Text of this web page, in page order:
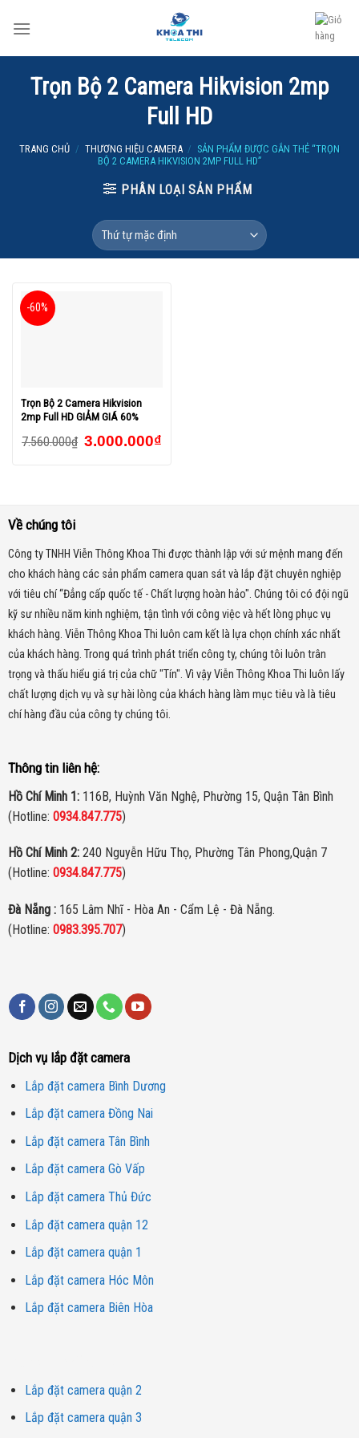
Trọn Bộ 2 Camera Hikvision 2mp
Full HD
TRANG CHỦ / THƯƠNG HIỆU CAMERA / SẢN PHẨM ĐƯỢC GẮN THẺ “TRỌN
BỘ 2 CAMERA HIKVISION 2MP FULL HD”
PHÂN LOẠI SẢN PHẨM
-60%
Trọn Bộ 2 Camera Hikvision
2mp Full HD GIẢM GIÁ 60%
7.560.000₫ 3.000.000₫
Về chúng tôi
Công ty TNHH Viễn Thông Khoa Thi được thành lập với sứ mệnh mang đến
cho khách hàng các sản phẩm camera quan sát và lắp đặt chuyên nghiệp
với tiêu chí “Đẳng cấp quốc tế - Chất lượng hoàn hảo". Chúng tôi có đội ngũ
kỹ sư nhiều năm kinh nghiệm, tận tình với công việc và hết lòng phục vụ
khách hàng. Viễn Thông Khoa Thi luôn cam kết là lựa chọn chính xác nhất
của khách hàng. Trong quá trình phát triển công ty, chúng tôi luôn trân
trọng và thấu hiểu giá trị của chữ "Tín". Vì vậy Viễn Thông Khoa Thi luôn lấy
chất lượng dịch vụ và sự hài lòng của khách hàng làm mục tiêu và là tiêu
chí hàng đầu của công ty chúng tôi.
Thông tin liên hệ:
Hồ Chí Minh 1:116B, Huỳnh Văn Nghệ, Phường 15, Quận Tân Bình
(Hotline: 0934.847.775)
Hồ Chí Minh 2:240 Nguyễn Hữu Thọ, Phường Tân Phong,Quận 7
(Hotline: 0934.847.775)
Đà Nẵng :165 Lâm Nhĩ - Hòa An - Cẩm Lệ - Đà Nẵng.
(Hotline: 0983.395.707)
Dịch vụ lắp đặt camera
Lắp đặt camera Bình Dương
Lắp đặt camera Đồng Nai
Lắp đặt camera Tân Bình
Lắp đặt camera Gò Vấp
Lắp đặt camera Thủ Đức
Lắp đặt camera quận 12
Lắp đặt camera quận 1
Lắp đặt camera Hóc Môn
Lắp đặt camera Biên Hòa
Lắp đặt camera quận 2
Lắp đặt camera quận 3